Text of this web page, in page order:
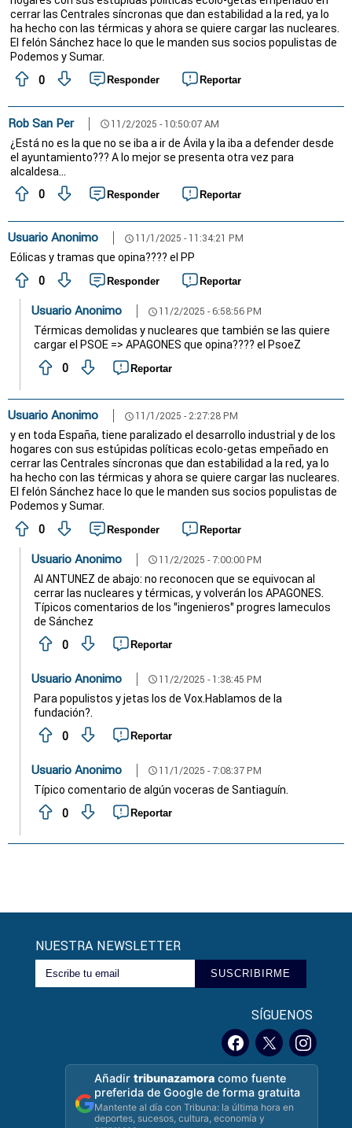
cerrar las Centrales síncronas que dan estabilidad a la red, ya lo
ha hecho con las térmicas y ahora se quiere cargar las nucleares.
El felón Sánchez hace lo que le manden sus socios populistas de
Podemos y Sumar.
0
Responder Reportar
Rob San Per schedule 11/2/2025 - 10:50:07 AM
¿Está no es la que no se iba a ir de Ávila y la iba a defender desde
el ayuntamiento??? A lo mejor se presenta otra vez para
alcaldesa…
0
Responder Reportar
Usuario Anonimo schedule 11/1/2025 - 11:34:21 PM
Eólicas y tramas que opina???? el PP
0
Responder Reportar
Usuario Anonimo schedule 11/2/2025 - 6:58:56 PM
Térmicas demolidas y nucleares que también se las quiere
cargar el PSOE => APAGONES que opina???? el PsoeZ
0
Reportar
Usuario Anonimo schedule 11/1/2025 - 2:27:28 PM
y en toda España, tiene paralizado el desarrollo industrial y de los
hogares con sus estúpidas políticas ecolo-getas empeñado en
cerrar las Centrales síncronas que dan estabilidad a la red, ya lo
ha hecho con las térmicas y ahora se quiere cargar las nucleares.
El felón Sánchez hace lo que le manden sus socios populistas de
Podemos y Sumar.
0
Responder Reportar
Usuario Anonimo schedule 11/2/2025 - 7:00:00 PM
Al ANTUNEZ de abajo: no reconocen que se equivocan al
cerrar las nucleares y térmicas, y volverán los APAGONES.
Típicos comentarios de los "ingenieros" progres lameculos
de Sánchez
0
Reportar
Usuario Anonimo schedule 11/2/2025 - 1:38:45 PM
Para populistos y jetas los de Vox.Hablamos de la
fundación?.
0
Reportar
Usuario Anonimo schedule 11/1/2025 - 7:08:37 PM
Típico comentario de algún voceras de Santiaguín.
0
Reportar
NUESTRA NEWSLETTER
SUSCRIBIRME
SÍGUENOS
Añadirtribunazamora como fuente
preferida de Google de forma gratuita
Mantente al día con Tribuna: la última hora en
deportes, sucesos, cultura, economía y